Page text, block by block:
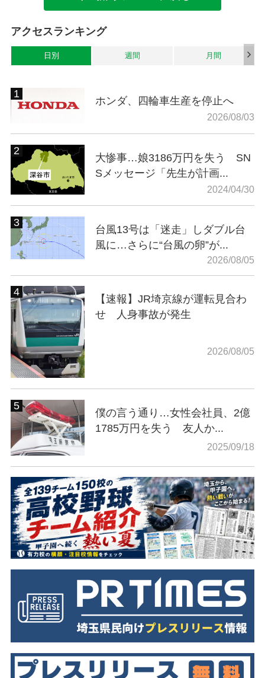
アクセスランキング
日別 週間 月間
ホンダ、四輪車生産を停止へ
2026/08/03
大惨事…娘3186万円を失う SN
Sメッセージ「先生が計画...
2024/04/30
台風13号は「迷走」しダブル台
風に…さらに“台風の卵”が...
2026/08/05
【速報】JR埼京線が運転見合わ
せ 人身事故が発生
2026/08/05
僕の言う通り…女性会社員、2億
1785万円を失う 友人か...
2025/09/18